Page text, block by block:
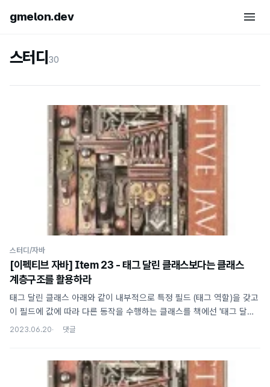
gmelon.dev
스터디 30
스터디/자바
[이펙티브 자바] Item 23 - 태그 달린 클래스보다는 클래스
계층구조를 활용하라
태그 달린 클래스 아래와 같이 내부적으로 특정 필드 (태그 역할)을 갖고
이 필드에 값에 따라 다른 동작을 수행하는 클래스를 책에선 '태그 달린
클래스'라고 표현하고 있다. public class Figure { public enum
double width; // CIRCLE용 필드 private double radius; //
RECTANGLE용 생성자 public Figure(double length, width) { ... }
2023.06.20